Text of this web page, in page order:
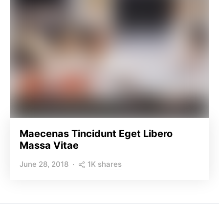
Maecenas Tincidunt Eget Libero
Massa Vitae
June 28, 2018 1K shares